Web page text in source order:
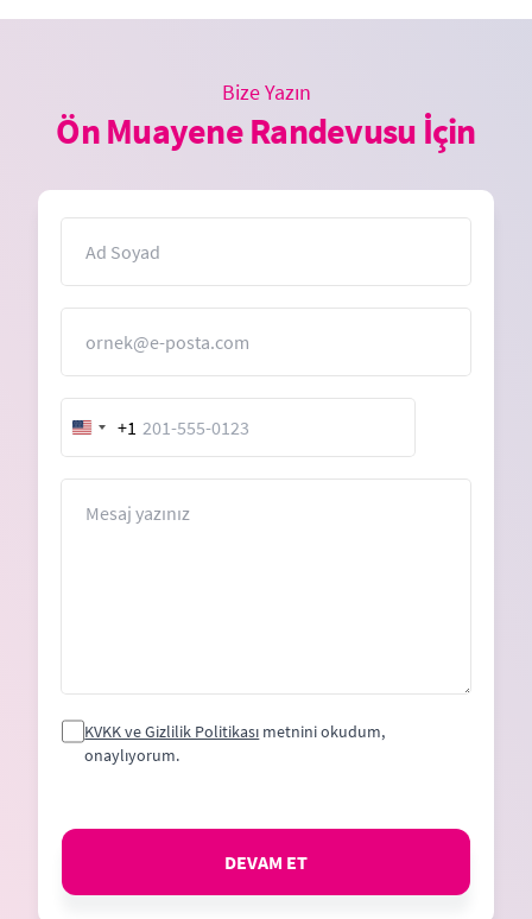
Bize Yazın
Ön Muayene Randevusu İçin
United
States
+1
KVKK ve Gizlilik Politikası metnini okudum,
onaylıyorum.
DEVAM ET